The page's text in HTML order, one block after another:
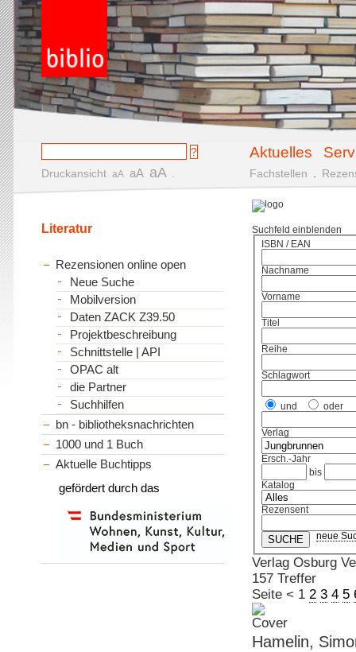
Aktuelles
Druckansicht aA aA aA Fachstellen
Suchfeld einblenden
ISBN / EAN
Nachname
Vorname
Titel
Reihe
Schlagwort
und oder
Verlag
Ersch.-Jahr
bis
Katalog
Rezensent
neue
Verlag Osburg
157 Treffer
Seite < 1 2 3 4 5
Hamelin,
Literatur
Rezensionen online open
Neue Suche
Mobilversion
Daten ZACK Z39.50
Projektbeschreibung
Schnittstelle | API
OPAC alt
die Partner
Suchhilfen
bn - bibliotheksnachrichten
1000 und 1 Buch
Aktuelle Buchtipps
gefördert durch das